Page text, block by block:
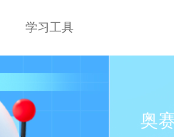
学习工具
奥